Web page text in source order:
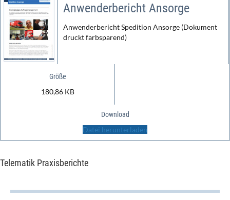
Anwenderbericht Ansorge
Anwenderbericht Spedition Ansorge (Dokument
druckt farbsparend)
Größe
180,86 KB
Download
Datei herunterladen
Telematik Praxisberichte